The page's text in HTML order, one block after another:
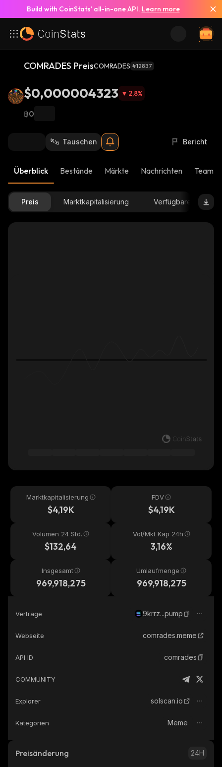
Build with CoinStats’ all-in-one API. Learn more
COMRADES PreisCOMRADES #12837
$0,000004323 2,8%
฿0
Tauschen Bericht
Überblick Bestände Märkte Nachrichten Team-
Preis Marktkapitalisierung Verfügbare Menge
Marktkapitalisierung
$4,19K
FDV
$4,19K
Volumen 24 Std.
$132,64
Vol/Mkt Kap 24h
3,16%
Insgesamt
969,918,275
Umlaufmenge
969,918,275
Verträge 9krrz...pump
Webseite comrades.meme
API ID comrades
COMMUNITY
Explorer solscan.io
Kategorien Meme
Preisänderung 24H